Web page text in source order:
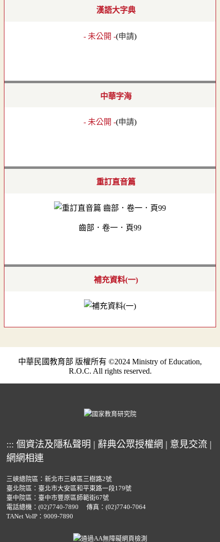
漢語大字典
- 未公開 -(申請)
中華字海
- 未公開 -(申請)
重訂直音篇
齒部．卷一．頁99
補充資料(一)
中華民國教育部 版權所有 ©2024 Ministry of Education,
R.O.C. All rights reserved.
::: 個資法及隱私聲明 | 辭典公眾授權網 | 意見交流 |
網網相連
三峽總院區：新北市三峽區三樹路2號
臺北院區：臺北市大安區和平東路一段179號
臺中院區：臺中市豐原區師範街67號
電話總機： (02)7740-7890
傳真：(02)7740-7064
TANet VoIP：9009-7890